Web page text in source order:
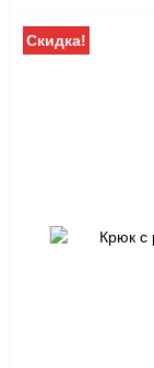
Скидка!